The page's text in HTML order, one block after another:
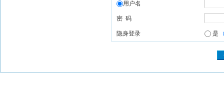
用户名
密 码
隐身登录 是